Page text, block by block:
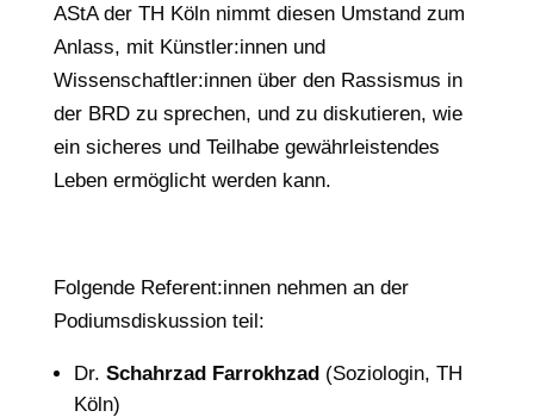
AStA der TH Köln nimmt diesen Umstand zum
Anlass, mit Künstler:innen und
Wissenschaftler:innen über den Rassismus in
der BRD zu sprechen, und zu diskutieren, wie
ein sicheres und Teilhabe gewährleistendes
Leben ermöglicht werden kann.
Folgende Referent:innen nehmen an der
Podiumsdiskussion teil:
Dr. Schahrzad Farrokhzad(Soziologin, TH
Köln)